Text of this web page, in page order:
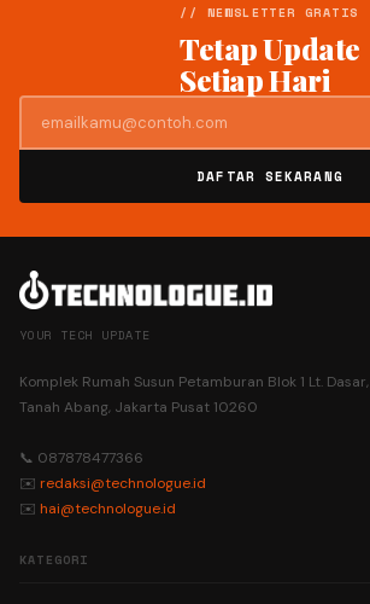
// NEWSLETTER GRATIS
Tetap Update
Setiap Hari
DAFTAR SEKARANG
YOUR TECH UPDATE
Komplek Rumah Susun Petamburan Blok 1 Lt. Dasar,
Tanah Abang, Jakarta Pusat 10260
📞 087878477366
✉️ redaksi@technologue.id
✉️ hai@technologue.id
KATEGORI